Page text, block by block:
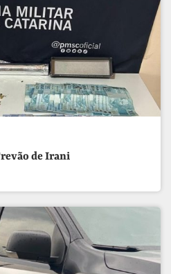
de Irani